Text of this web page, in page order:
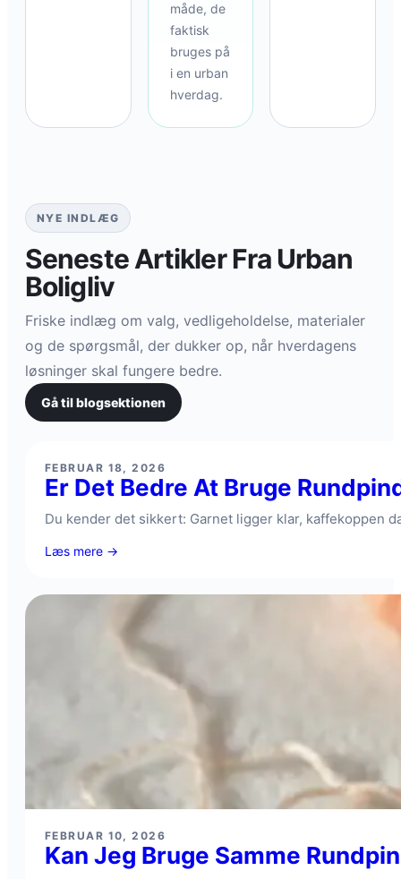
måde, de
faktisk
bruges på
i en urban
hverdag.
NYE INDLÆG
Seneste Artikler Fra Urban
Boligliv
Friske indlæg om valg, vedligeholdelse, materialer
og de spørgsmål, der dukker op, når hverdagens
løsninger skal fungere bedre.
Gå til blogsektionen
FEBRUAR 18, 2026
Er Det Bedre At Bruge
Du kender det sikkert: Garnet ligger klar, kaffekoppen
Læs mere →
bedre
bruge
rundpinde
eller
strømpepinde
FEBRUAR 10, 2026
Kan Jeg Bruge Samme